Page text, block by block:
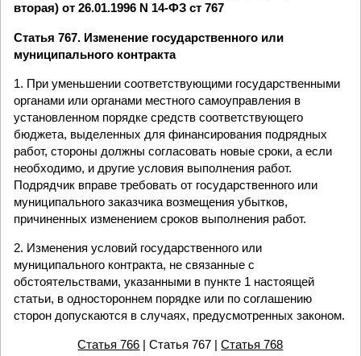
вторая) от 26.01.1996 N 14-ФЗ ст 767
Статья 767. Изменение государственного или
муниципального контракта
1. При уменьшении соответствующими государственными
органами или органами местного самоуправления в
установленном порядке средств соответствующего
бюджета, выделенных для финансирования подрядных
работ, стороны должны согласовать новые сроки, а если
необходимо, и другие условия выполнения работ.
Подрядчик вправе требовать от государственного или
муниципального заказчика возмещения убытков,
причиненных изменением сроков выполнения работ.
2. Изменения условий государственного или
муниципального контракта, не связанные с
обстоятельствами, указанными в пункте 1 настоящей
статьи, в одностороннем порядке или по соглашению
сторон допускаются в случаях, предусмотренных законом.
Статья 766 | Статья 767 |Статья 768